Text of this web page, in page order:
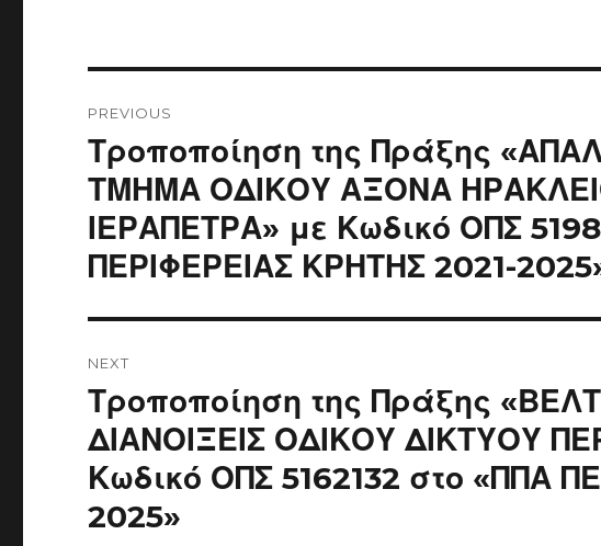
navigation
PREVIOUS
Previous
post:
Τροποποίηση της Πράξης
ΤΜΗΜΑ ΟΔΙΚΟΥ ΑΞΟΝΑ
ΙΕΡΑΠΕΤΡΑ» με Κωδικό ΟΠΣ
ΠΕΡΙΦΕΡΕΙΑΣ ΚΡΗΤΗΣ 2021-
NEXT
Next
post:
Τροποποίηση της Πράξης
ΔΙΑΝΟΙΞΕΙΣ ΟΔΙΚΟΥ ΔΙΚΤΥΟΥ
Κωδικό ΟΠΣ 5162132 στο «ΠΠΑ
2025»